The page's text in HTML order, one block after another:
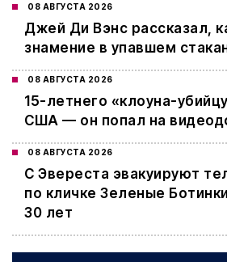
08 АВГУСТА 2026
Джей Ди Вэнс рассказал,
знамение в упавшем
08 АВГУСТА 2026
15-летнего «клоуна-
США — он попал на
08 АВГУСТА 2026
С Эвереста эвакуируют
по кличке Зеленые
30 лет